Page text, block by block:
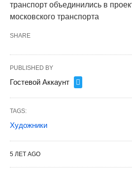
транспорт объединились в
московского транспорта
SHARE
PUBLISHED BY
Гостевой Аккаунт
TAGS:
Художники
5 ЛЕТ AGO